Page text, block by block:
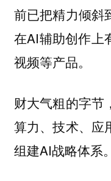
前已把精力倾斜
在AI辅助创作上
视频等产品。
财大气粗的字节
算力、技术、应
组建AI战略体系。